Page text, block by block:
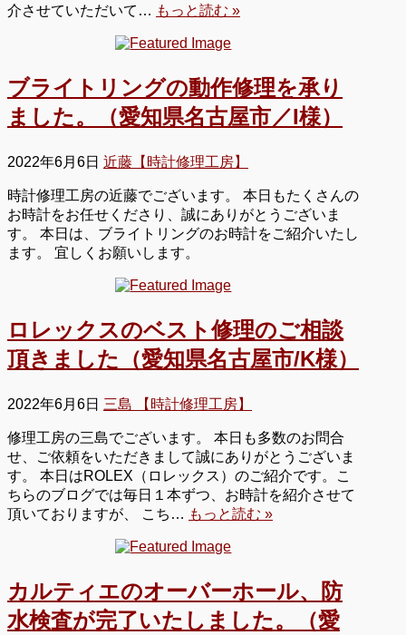
介させていただいて… もっと読む »
ブライトリングの動作修理を承り
ました。（愛知県名古屋市／I様）
2022年6月6日 近藤【時計修理工房】
時計修理工房の近藤でございます。 本日もたくさんの
お時計をお任せくださり、誠にありがとうございま
す。 本日は、ブライトリングのお時計をご紹介いたし
ます。 宜しくお願いします。
ロレックスのベスト修理のご相談
頂きました（愛知県名古屋市/K様）
2022年6月6日 三島 【時計修理工房】
修理工房の三島でございます。 本日も多数のお問合
せ、ご依頼をいただきまして誠にありがとうございま
す。 本日はROLEX（ロレックス）のご紹介です。こ
ちらのブログでは毎日１本ずつ、お時計を紹介させて
頂いておりますが、 こち… もっと読む »
カルティエのオーバーホール、防
水検査が完了いたしました。（愛